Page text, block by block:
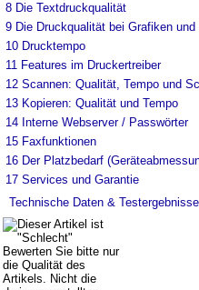
8 Die Textdruckqualität
9 Die Druckqualität bei Grafiken und
10 Drucktempo
11 Features im Druckertreiber
12 Scannen: Qualität, Tempo und
13 Kopieren: Qualität und Tempo
14 Interne Webserver / Passwörter
15 Faxfunktionen
16 Der Platzbedarf
17 Services und Garantie
Technische Daten & Testergebnisse